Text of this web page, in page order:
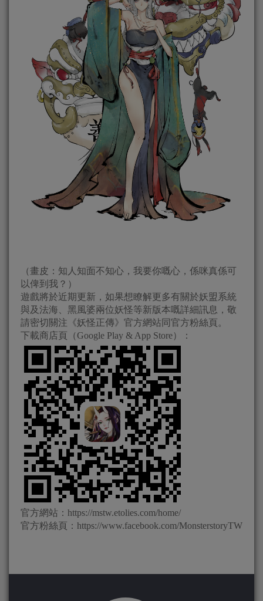
（畫皮：知人知面不知心，我要你嘅心，係咪真係可
以俾到我？）
遊戲將於近期更新，如果想瞭解更多有關於妖盟系統
與及法海、黑風婆兩位妖怪等新版本嘅詳細訊息，敬
請密切關注《妖怪正傳》官方網站同官方粉絲頁。
下載商店頁（Google Play & App Store）：
官方網站：https://mstw.etolies.com/home/
官方粉絲頁：https://www.facebook.com/MonsterstoryTW